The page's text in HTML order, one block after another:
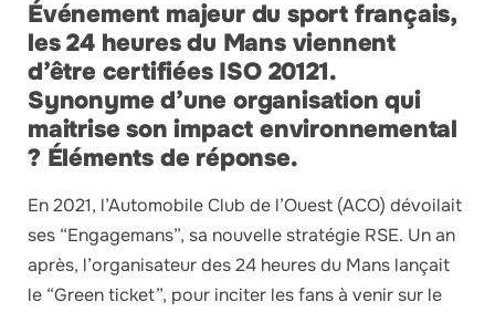
Événement majeur du sport français,
les 24 heures du Mans viennent
d’être certifiées ISO 20121.
Synonyme d’une organisation qui
maitrise son impact environnemental
? Éléments de réponse.
En 2021, l’Automobile Club de l’Ouest (ACO) dévoilait
ses “Engagemans”, sa nouvelle stratégie RSE. Un an
après, l’organisateur des 24 heures du Mans lançait
le “Green ticket”, pour inciter les fans à venir sur le